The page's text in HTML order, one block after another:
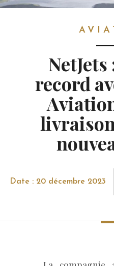
record
Date : 20 décembre 2023